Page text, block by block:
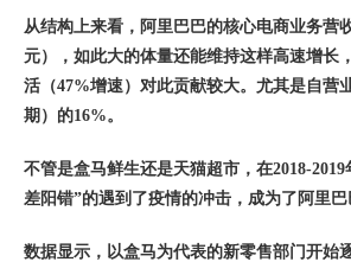
从结构上来看，阿里巴巴的核心电商业务营
元），如此大的体量还能维持这样高速增长
活（47%增速）对此贡献较大。尤其是自营
期）的16%。
不管是盒马鲜生还是天猫超市，在2018-
差阳错”的遇到了疫情的冲击，成为了阿里
数据显示，以盒马为代表的新零售部门开始